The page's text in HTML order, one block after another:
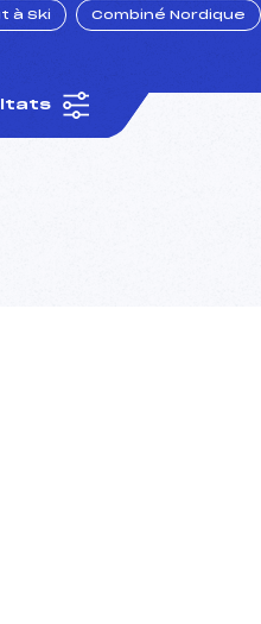
à Ski Combiné Nordique